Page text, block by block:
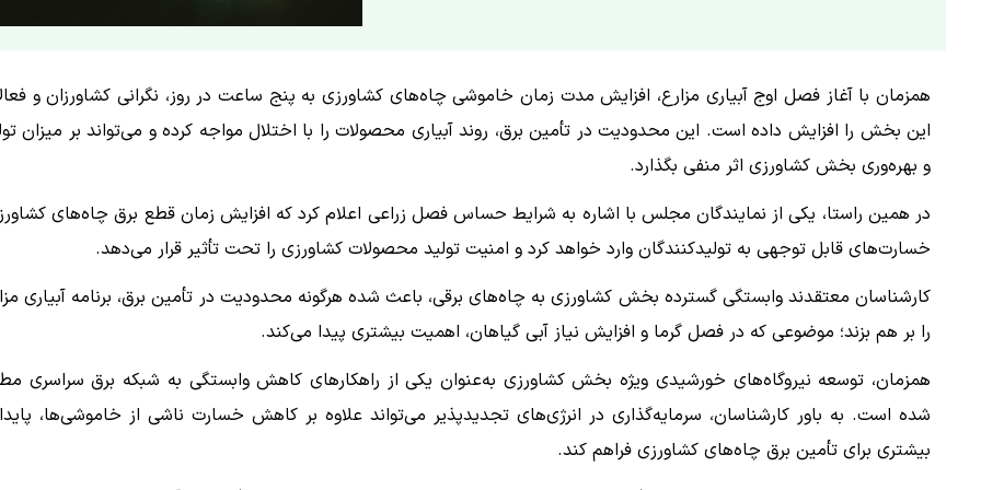
همزمان با آغاز فصل اوج آبیاری مزارع، افزایش مدت زمان خاموشی چاه‌های کشاورزی به پنج ساعت در روز، نگرانی کشاورزان و
این بخش را افزایش داده است. این محدودیت در تأمین برق، روند آبیاری محصولات را با اختلال مواجه کرده و می‌تواند بر میزان
و بهره‌وری بخش کشاورزی اثر منفی بگذارد.
در همین راستا، یکی از نمایندگان مجلس با اشاره به شرایط حساس فصل زراعی اعلام کرد که افزایش زمان قطع برق چاه‌های
خسارت‌های قابل توجهی به تولیدکنندگان وارد خواهد کرد و امنیت تولید محصولات کشاورزی را تحت تأثیر قرار می‌دهد.
کارشناسان معتقدند وابستگی گسترده بخش کشاورزی به چاه‌های برقی، باعث شده هرگونه محدودیت در تأمین برق، برنامه آبیاری
را بر هم بزند؛ موضوعی که در فصل گرما و افزایش نیاز آبی گیاهان، اهمیت بیشتری پیدا می‌کند.
همزمان، توسعه نیروگاه‌های خورشیدی ویژه بخش کشاورزی به‌عنوان یکی از راهکارهای کاهش وابستگی به شبکه برق سراسری
شده است. به باور کارشناسان، سرمایه‌گذاری در انرژی‌های تجدیدپذیر می‌تواند علاوه بر کاهش خسارت ناشی از خاموشی‌ها،
بیشتری برای تأمین برق چاه‌های کشاورزی فراهم کند.